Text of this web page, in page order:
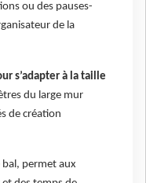
ou des pauses-
de la
s’adapter à la taille
du large mur
de création
bal, permet aux